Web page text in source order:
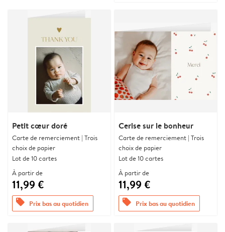
Petit cœur doré
Carte de remerciement | Trois
choix de papier
Lot de 10 cartes
À partir de
11,99 €
offers Prix bas au quotidien
Cerise sur le bonheur
Carte de remerciement | Trois
choix de papier
Lot de 10 cartes
À partir de
11,99 €
offers Prix bas au quotidien